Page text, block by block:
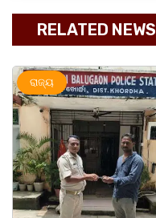
RELATED NEWS
ରାଜ୍ୟ